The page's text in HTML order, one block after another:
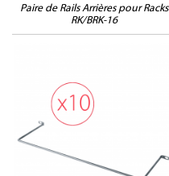
Paire de Rails Arrières pour Racks
RK/BRK-16